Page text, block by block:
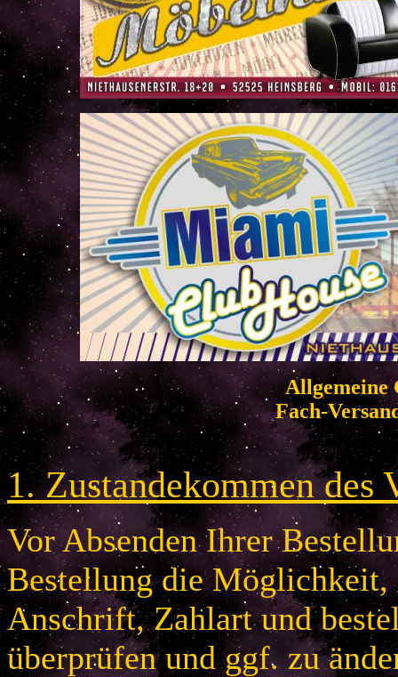
Allgemeine
Fach-
1. Zustandekommen des
Vor Absenden Ihrer
Bestellung die Möglichkeit,
Anschrift, Zahlart und
überprüfen und ggf. zu